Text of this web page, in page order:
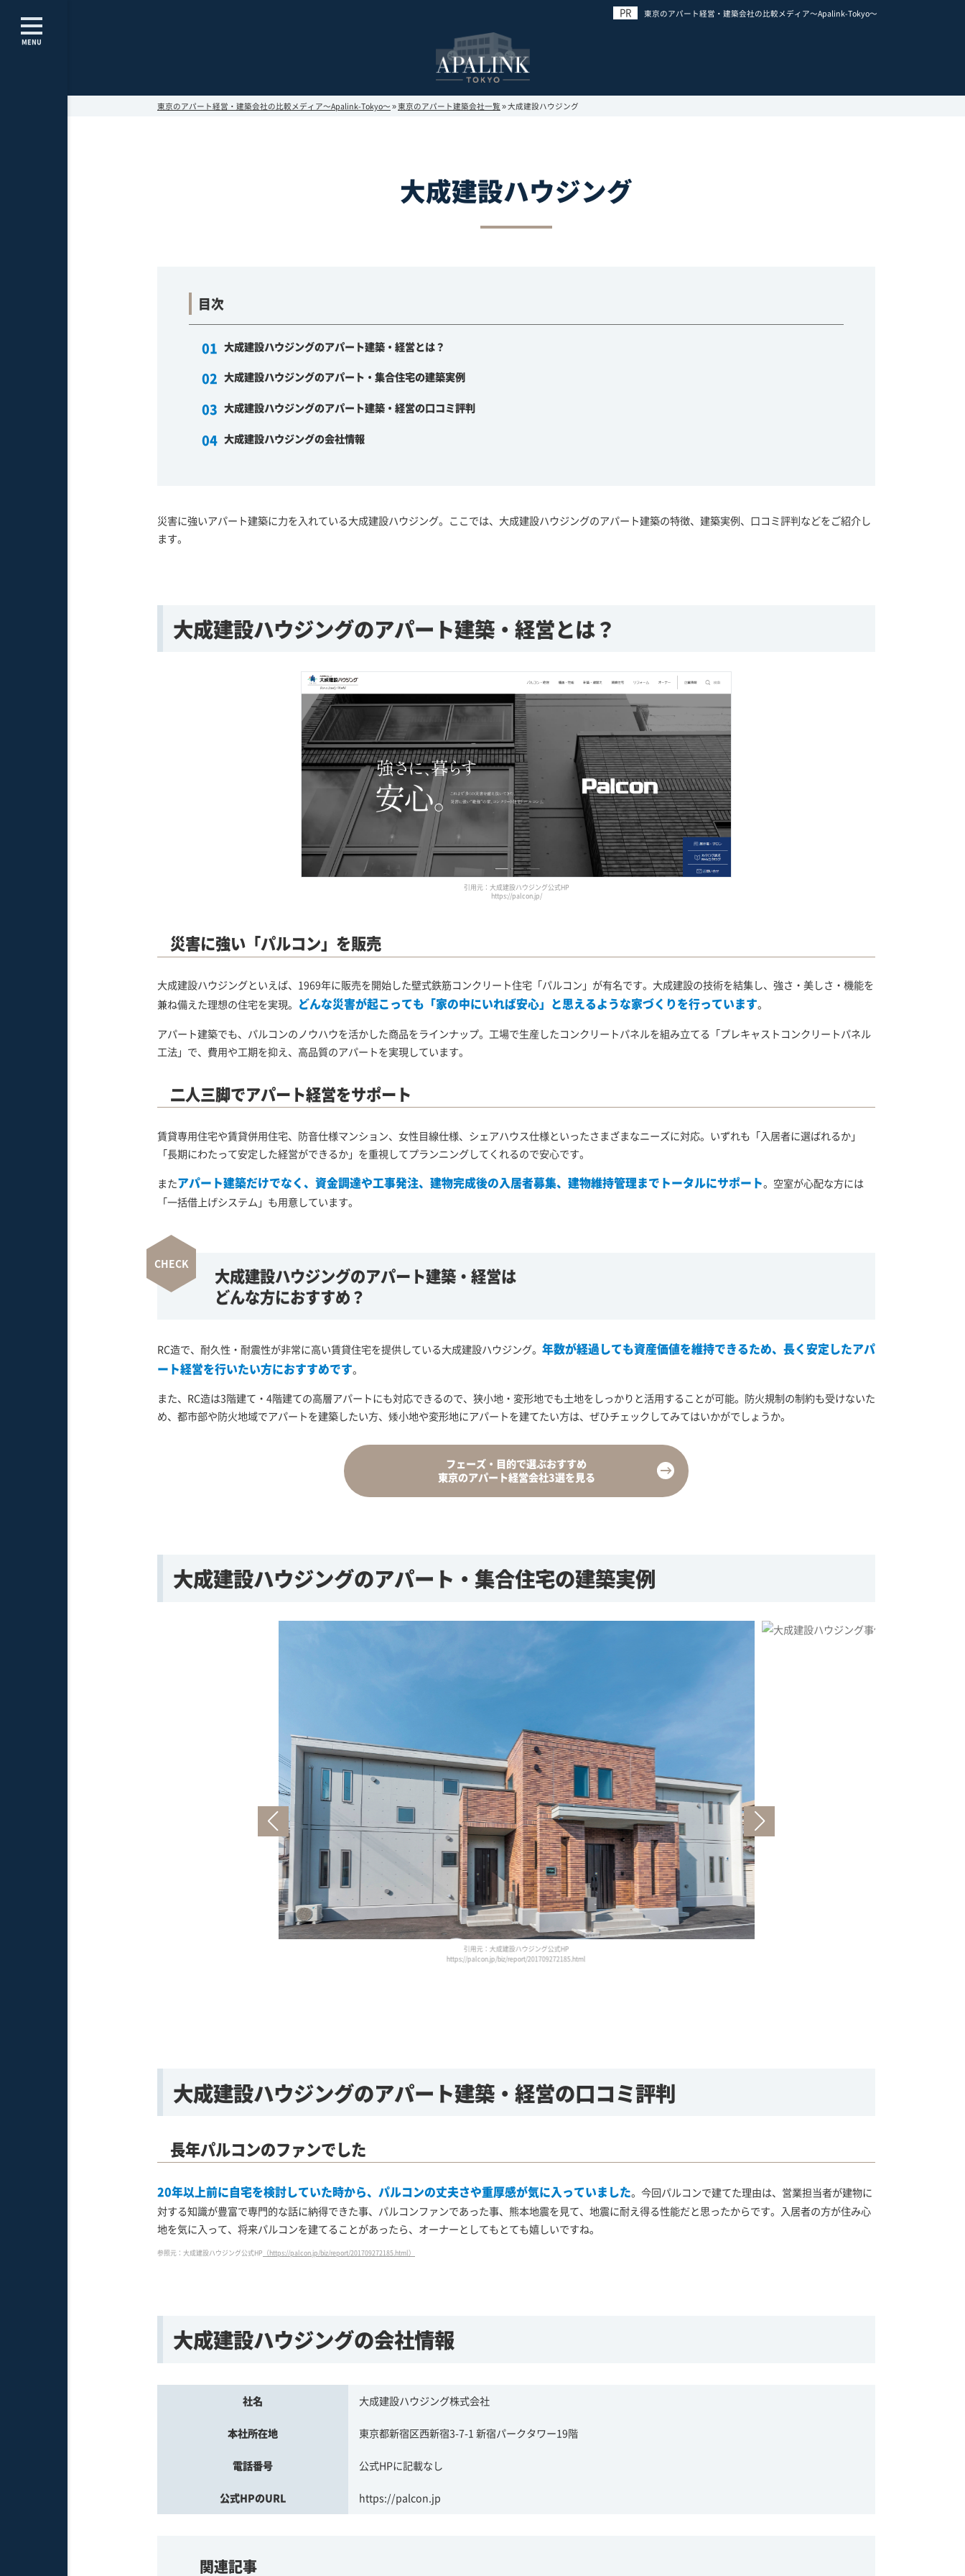
東京のアパート経営・建築会社の比較メディア～Apalink-Tokyo～
MENU
東京のアパート経営・建築会社の比較メディア～Apalink-Tokyo～ »東京のアパート建築会社一覧 »大成建設ハウジング
大成建設ハウジング
目次
大成建設ハウジングのアパート建築・経営とは？
大成建設ハウジングのアパート・集合住宅の建築実例
大成建設ハウジングのアパート建築・経営の口コミ評判
大成建設ハウジングの会社情報
災害に強いアパート建築に力を入れている大成建設ハウジング。ここでは、大成建設ハウジングのアパート建築の特徴、建築実例、口コミ評判などをご紹介し
ます。
大成建設ハウジングのアパート建築・経営とは？
引用元：大成建設ハウジング公式HP
https://palcon.jp/
災害に強い「パルコン」を販売
大成建設ハウジングといえば、1969年に販売を開始した壁式鉄筋コンクリート住宅「パルコン」が有名です。大成建設の技術を結集し、強さ・美しさ・機能を
兼ね備えた理想の住宅を実現。 どんな災害が起こっても「家の中にいれば安心」と思えるような家づくりを行っています。
アパート建築でも、パルコンのノウハウを活かした商品をラインナップ。工場で生産したコンクリートパネルを組み立てる「プレキャストコンクリートパネル
工法」で、費用や工期を抑え、高品質のアパートを実現しています。
二人三脚でアパート経営をサポート
賃貸専用住宅や賃貸併用住宅、防音仕様マンション、女性目線仕様、シェアハウス仕様といったさまざまなニーズに対応。いずれも「入居者に選ばれるか」
「長期にわたって安定した経営ができるか」を重視してプランニングしてくれるので安心です。
またアパート建築だけでなく、資金調達や工事発注、建物完成後の入居者募集、建物維持管理までトータルにサポート。空室が心配な方には
「一括借上げシステム」も用意しています。
大成建設ハウジングのアパート建築・経営は
どんな方におすすめ？
RC造で、耐久性・耐震性が非常に高い賃貸住宅を提供している大成建設ハウジング。 年数が経過しても資産価値を維持できるため、長く安定したアパ
ート経営を行いたい方におすすめです。
また、RC造は3階建て・4階建ての高層アパートにも対応できるので、狭小地・変形地でも土地をしっかりと活用することが可能。防火規制の制約も受けないた
め、都市部や防火地域でアパートを建築したい方、矮小地や変形地にアパートを建てたい方は、ぜひチェックしてみてはいかがでしょうか。
フェーズ・目的で選ぶおすすめ
東京のアパート経営会社3選を見る
大成建設ハウジングのアパート・集合住宅の建築実例
大成建設ハウジングのアパート建築・経営の口コミ評判
長年パルコンのファンでした
20年以上前に自宅を検討していた時から、パルコンの丈夫さや重厚感が気に入っていました。今回パルコンで建てた理由は、営業担当者が建物に
対する知識が豊富で専門的な話に納得できた事、パルコンファンであった事、熊本地震を見て、地震に耐え得る性能だと思ったからです。入居者の方が住み心
地を気に入って、将来パルコンを建てることがあったら、オーナーとしてもとても嬉しいですね。
参照元：大成建設ハウジング公式HP （https://palcon.jp/biz/report/201709272185.html）
大成建設ハウジングの会社情報
社名 大成建設ハウジング株式会社
本社所在地 東京都新宿区西新宿3-7-1 新宿パークタワー19階
電話番号 公式HPに記載なし
公式HPのURL https://palcon.jp
関連記事